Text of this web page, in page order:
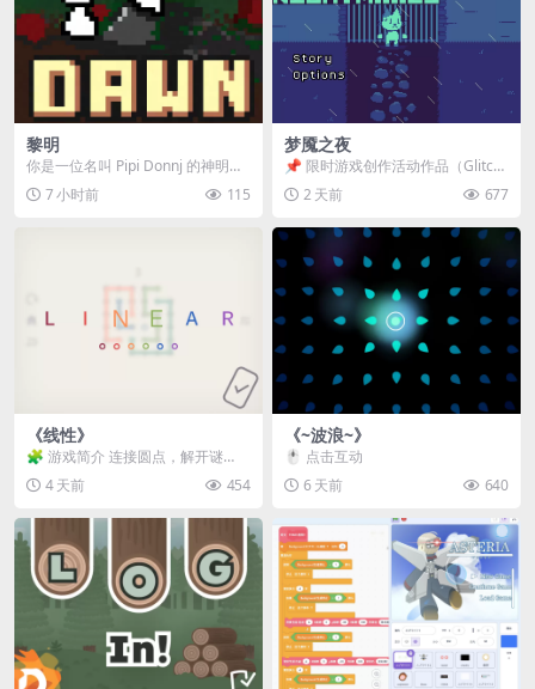
黎明
你是一位名叫 Pipi Donnj 的神明。
你的任务是保护一群白色小人。 点
击...7 小时前 115
梦魇之夜
📌 限时游戏创作活动作品（Glitch
Game Jam） 📖 故事背景 怪物四...
2 天前 677
《线性》
🧩 游戏简介 连接圆点，解开谜
题。 ⚠️ 重要提示 所有关卡均可通
关，请确保使用...
4 天前 454
《~波浪~》
🖱️ 点击互动
6 天前
640